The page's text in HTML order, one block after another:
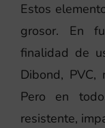
Estos
grosor. En
finalidad de
Dibond, PVC,
Pero en
resistente,